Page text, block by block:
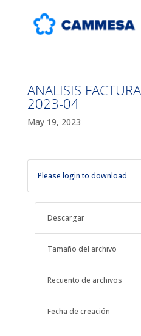
ANALISIS
2023-04
May 19, 2023
Please login to download
Descargar
Tamaño del archivo
Recuento de archivos
Fecha de creación